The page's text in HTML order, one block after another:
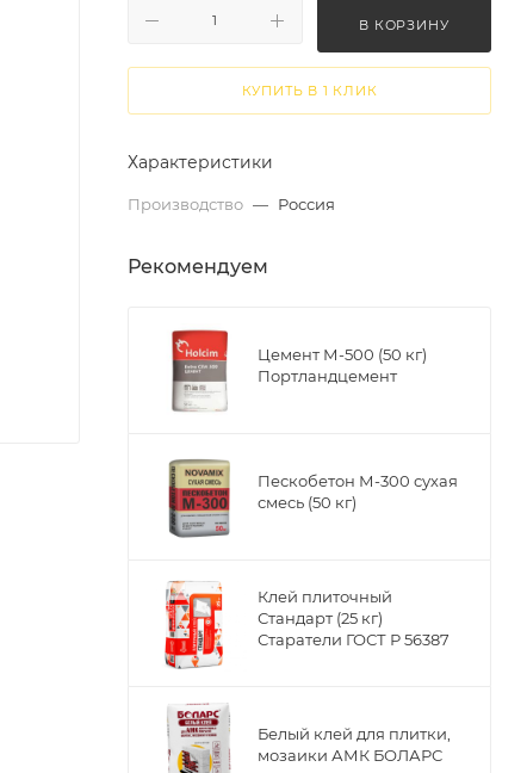
В КОРЗИНУ
КУПИТЬ В 1 КЛИК
Характеристики
Производство — Россия
Рекомендуем
Цемент М-500 (50 кг)
Портландцемент
Пескобетон М-300 сухая
смесь (50 кг)
Клей плиточный
Стандарт (25 кг)
Старатели ГОСТ Р 56387
Белый клей для плитки,
мозаики АМК БОЛАРС